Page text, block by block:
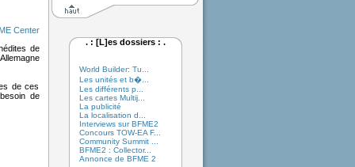
Center
de
de ces
de
. : [L]es dossiers : .
World Builder: Tu...
Les unités et b�...
Les différents p...
Les cartes Multij...
La publicité
La localisation d...
Interviews sur BFME2
Concours TOW-EA F...
Community Summit ...
BFME2 : Collector...
Annonce de BFME 2